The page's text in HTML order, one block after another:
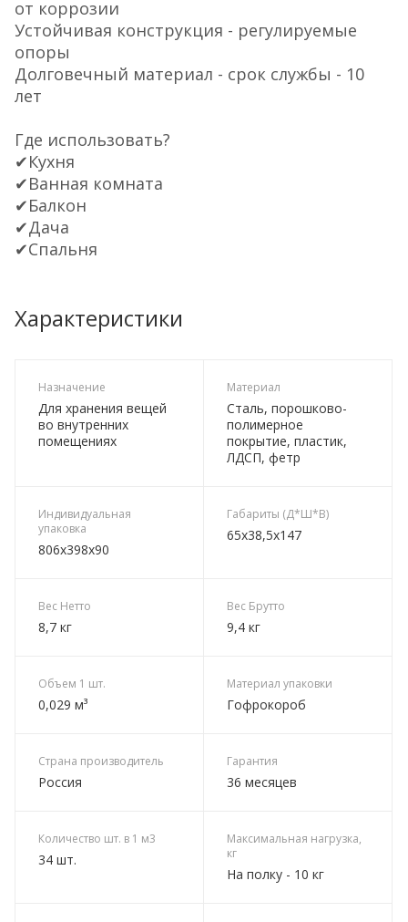
от коррозии
Устойчивая конструкция - регулируемые
опоры
Долговечный материал - срок службы - 10
лет
Где использовать?
✔Кухня
✔Ванная комната
✔Балкон
✔Дача
✔Спальня
Характеристики
Назначение
Для хранения вещей
во внутренних
помещениях
Материал
Сталь, порошково-
полимерное
покрытие, пластик,
ЛДСП, фетр
Индивидуальная
упаковка
806х398х90
Габариты (Д*Ш*В)
65х38,5х147
Вес Нетто
8,7 кг
Вес Брутто
9,4 кг
Объем 1 шт.
0,029 м³
Материал упаковки
Гофрокороб
Страна производитель
Россия
Гарантия
36 месяцев
Количество шт. в 1 м3
34 шт.
Максимальная нагрузка,
кг
На полку - 10 кг